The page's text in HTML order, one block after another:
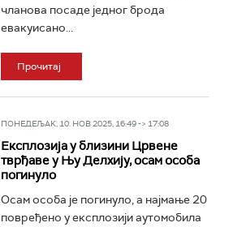
чланова посаде једног брода
евакуисано...
Прочитај
ПОНЕДЕЉАК, 10. НОВ 2025, 16:49 -> 17:08
Експлозија у близини Црвене
тврђаве у Њу Делхију, осам особа
погинуло
Осам особа је погинуло, а најмање 20
повређено у експлозији аутомобила